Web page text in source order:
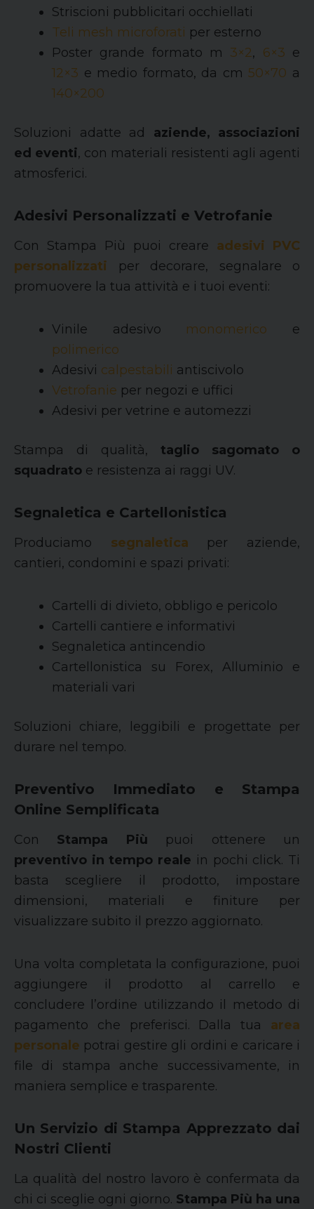
Striscioni pubblicitari occhiellati
Teli mesh microforati per esterno
Poster grande formato m 3×2, 6×3 e
12×3 e medio formato, da cm50×70 a
140×200
Soluzioni adatte ad aziende, associazioni
ed eventi, con materiali resistenti agli agenti
atmosferici.
Adesivi Personalizzati e Vetrofanie
Con Stampa Più puoi creare adesivi PVC
personalizzati per decorare, segnalare o
promuovere la tua attività e i tuoi eventi:
Vinile adesivo monomerico e
polimerico
Adesivi calpestabili antiscivolo
Vetrofanie per negozi e uffici
Adesivi per vetrine e automezzi
Stampa di qualità, taglio sagomato
o
squadrato e resistenza ai raggi UV.
Segnaletica e Cartellonistica
Produciamo segnaletica per aziende,
cantieri, condomini e spazi privati:
Cartelli di divieto, obbligo e pericolo
Cartelli cantiere e informativi
Segnaletica antincendio
Cartellonistica su Forex, Alluminio e
materiali vari
Soluzioni chiare, leggibili e progettate per
durare nel tempo.
Preventivo Immediato e Stampa
Online Semplificata
Con Stampa Più puoi ottenere un
preventivo in tempo reale in pochi click. Ti
basta scegliere il prodotto, impostare
dimensioni, materiali e finiture per
visualizzare subito il prezzo aggiornato.
Una volta completata la configurazione, puoi
aggiungere il prodotto al carrello e
concludere l’ordine utilizzando il metodo di
pagamento che preferisci. Dalla tua area
personale potrai gestire gli ordini e caricare i
file di stampa anche successivamente, in
maniera semplice e trasparente.
Un Servizio di Stampa Apprezzato dai
Nostri Clienti
La qualità del nostro lavoro è confermata da
chi ci sceglie ogni giorno. Stampa Più ha una